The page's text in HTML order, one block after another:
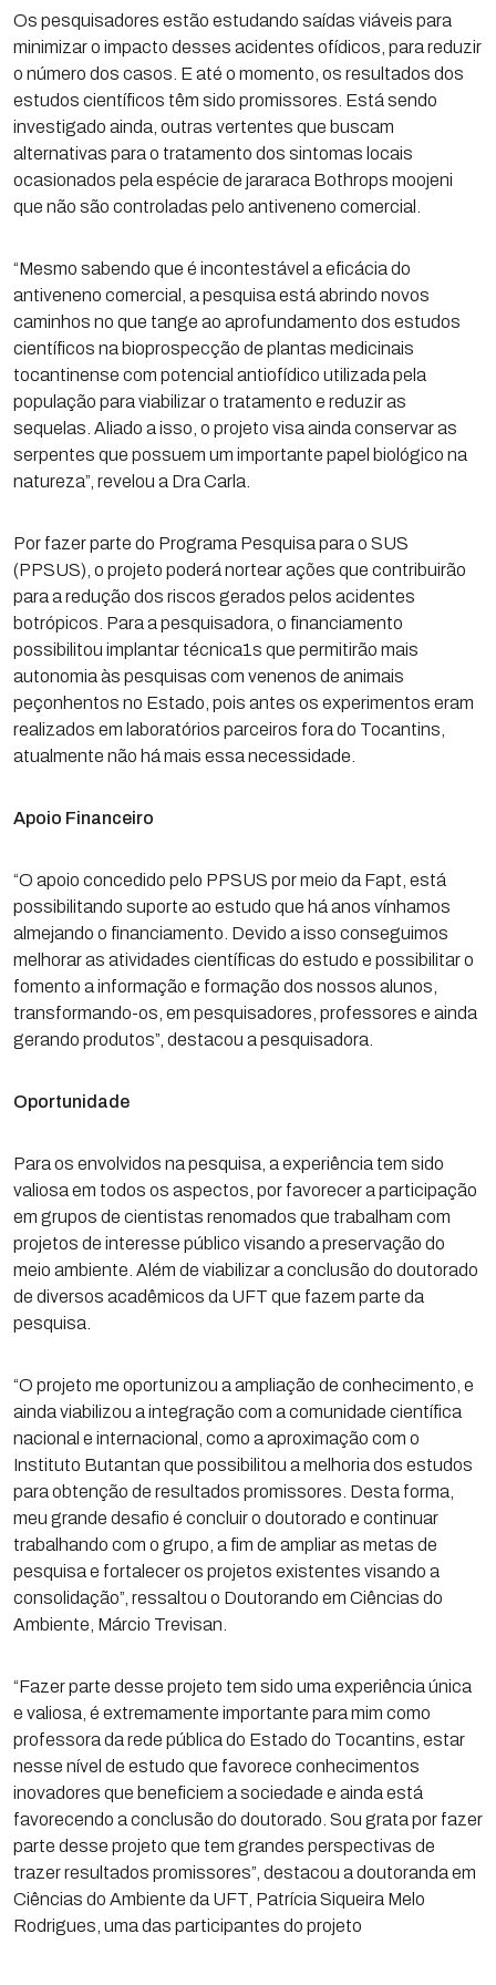
Os pesquisadores estão estudando saídas viáveis para
minimizar o impacto desses acidentes ofídicos, para reduzir
o número dos casos. E até o momento, os resultados dos
estudos científicos têm sido promissores. Está sendo
investigado ainda, outras vertentes que buscam
alternativas para o tratamento dos sintomas locais
ocasionados pela espécie de jararaca Bothrops moojeni
que não são controladas pelo antiveneno comercial.
“Mesmo sabendo que é incontestável a eficácia do
antiveneno comercial, a pesquisa está abrindo novos
caminhos no que tange ao aprofundamento dos estudos
científicos na bioprospecção de plantas medicinais
tocantinense com potencial antiofídico utilizada pela
população para viabilizar o tratamento e reduzir as
sequelas. Aliado a isso, o projeto visa ainda conservar as
serpentes que possuem um importante papel biológico na
natureza”, revelou a Dra Carla.
Por fazer parte do Programa Pesquisa para o SUS
(PPSUS), o projeto poderá nortear ações que contribuirão
para a redução dos riscos gerados pelos acidentes
botrópicos. Para a pesquisadora, o financiamento
possibilitou implantar técnica1s que permitirão mais
autonomia às pesquisas com venenos de animais
peçonhentos no Estado, pois antes os experimentos eram
realizados em laboratórios parceiros fora do Tocantins,
atualmente não há mais essa necessidade.
Apoio Financeiro
“O apoio concedido pelo PPSUS por meio da Fapt, está
possibilitando suporte ao estudo que há anos vínhamos
almejando o financiamento. Devido a isso conseguimos
melhorar as atividades científicas do estudo e possibilitar o
fomento a informação e formação dos nossos alunos,
transformando-os, em pesquisadores, professores e ainda
gerando produtos”, destacou a pesquisadora.
Oportunidade
Para os envolvidos na pesquisa, a experiência tem sido
valiosa em todos os aspectos, por favorecer a participação
em grupos de cientistas renomados que trabalham com
projetos de interesse público visando a preservação do
meio ambiente. Além de viabilizar a conclusão do doutorado
de diversos acadêmicos da UFT que fazem parte da
pesquisa.
“O projeto me oportunizou a ampliação de conhecimento, e
ainda viabilizou a integração com a comunidade científica
nacional e internacional, como a aproximação com o
Instituto Butantan que possibilitou a melhoria dos estudos
para obtenção de resultados promissores. Desta forma,
meu grande desafio é concluir o doutorado e continuar
trabalhando com o grupo, a fim de ampliar as metas de
pesquisa e fortalecer os projetos existentes visando a
consolidação”, ressaltou o Doutorando em Ciências do
Ambiente, Márcio Trevisan.
“Fazer parte desse projeto tem sido uma experiência única
e valiosa, é extremamente importante para mim como
professora da rede pública do Estado do Tocantins, estar
nesse nível de estudo que favorece conhecimentos
inovadores que beneficiem a sociedade e ainda está
favorecendo a conclusão do doutorado. Sou grata por fazer
parte desse projeto que tem grandes perspectivas de
trazer resultados promissores”, destacou a doutoranda em
Ciências do Ambiente da UFT, Patrícia Siqueira Melo
Rodrigues, uma das participantes do projeto